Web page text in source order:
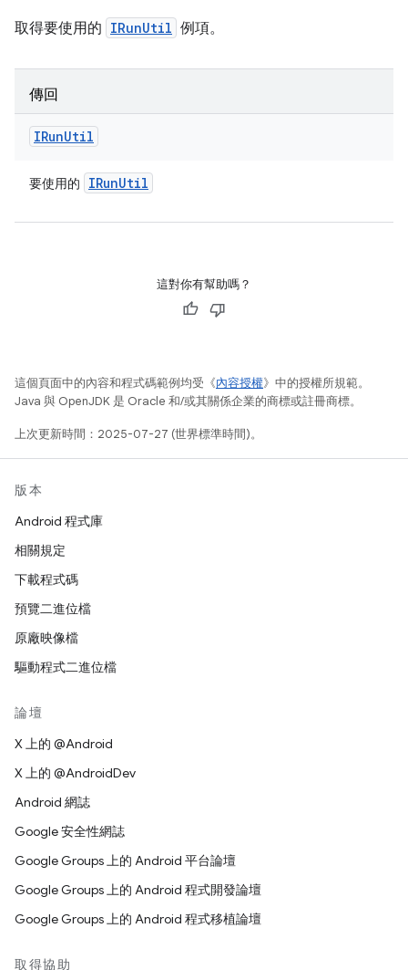
取得要使用的 IRunUtil 例項。
傳回
IRunUtil
要使用的 IRunUtil
這對你有幫助嗎？
這個頁面中的內容和程式碼範例均受《內容授權》中的授權所規範。
Java 與 OpenJDK 是 Oracle 和/或其關係企業的商標或註冊商標。
上次更新時間：2025-07-27 (世界標準時間)。
版本
Android 程式庫
相關規定
下載程式碼
預覽二進位檔
原廠映像檔
驅動程式二進位檔
論壇
X 上的 @Android
X 上的 @AndroidDev
Android 網誌
Google 安全性網誌
Google Groups 上的 Android 平台論壇
Google Groups 上的 Android 程式開發論壇
Google Groups 上的 Android 程式移植論壇
取得協助